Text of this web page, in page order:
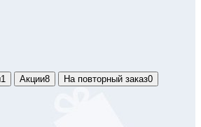
1 Акции8 На повторный заказ0